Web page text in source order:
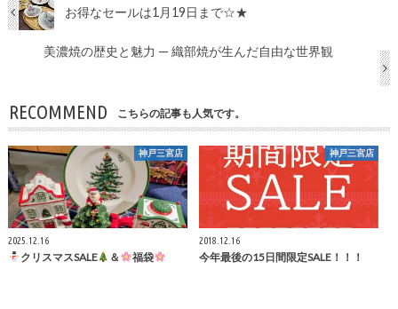
お得なセールは1月19日まで☆★
美濃焼の歴史と魅力 — 織部焼が生んだ自由な世界観
RECOMMEND こちらの記事も人気です。
神戸三宮店
2025.12.16
クリスマスSALE ＆ 福袋
神戸三宮店
2018.12.16
今年最後の15日間限定SALE！！！